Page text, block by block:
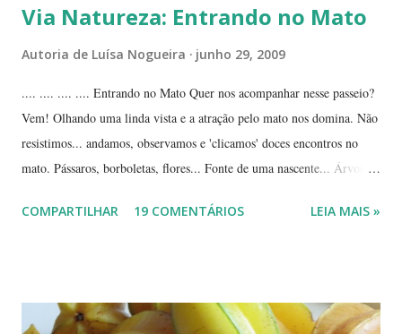
Via Natureza: Entrando no Mato
Autoria de Luísa Nogueira junho 29, 2009
.... .... .... .... Entrando no Mato Quer nos acompanhar nesse passeio?
Vem! Olhando uma linda vista e a atração pelo mato nos domina. Não
resistimos... andamos, observamos e 'clicamos' doces encontros no
mato. Pássaros, borboletas, flores... Fonte de uma nascente... Árvores
e cores... Picão*... Mais flores... Muitas plantas, capim, pedras... Um
de passeios no mato, em pleno cerrado, observando as pequenas coisas
COMPARTILHAR 19 COMENTÁRIOS LEIA MAIS »